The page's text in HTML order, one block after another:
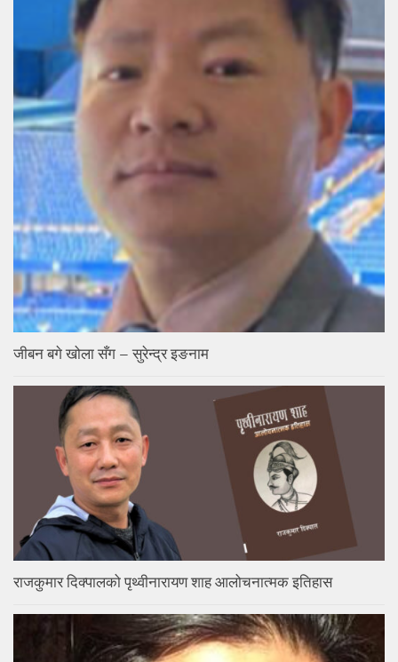
जीबन बगे खोला सँग – सुरेन्द्र इङनाम
राजकुमार दिक्पालको पृथ्वीनारायण शाह आलोचनात्मक इतिहास